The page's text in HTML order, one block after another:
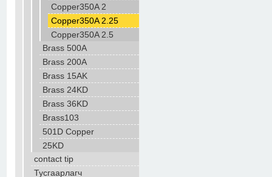
Copper350A 2
Copper350A 2.25
Copper350A 2.5
Brass 500A
Brass 200A
Brass 15AK
Brass 24KD
Brass 36KD
Brass103
501D Copper
25KD
contact tip
Тусгаарлагч